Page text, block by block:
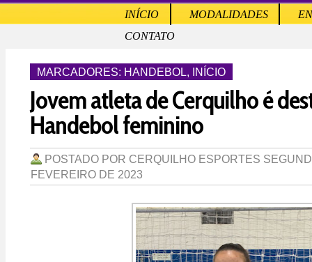
INÍCIO MODALIDADES
CONTATO
MARCADORES: HANDEBOL, INÍCIO
Jovem atleta de Cerquilho é
Handebol feminino
POSTADO POR CERQUILHO ESPORTES
FEVEREIRO DE 2023